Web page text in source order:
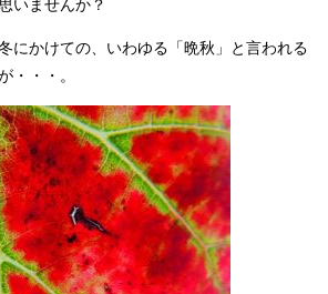
いませんか？
にかけての、いわゆる「晩秋」と言われる
・・・。